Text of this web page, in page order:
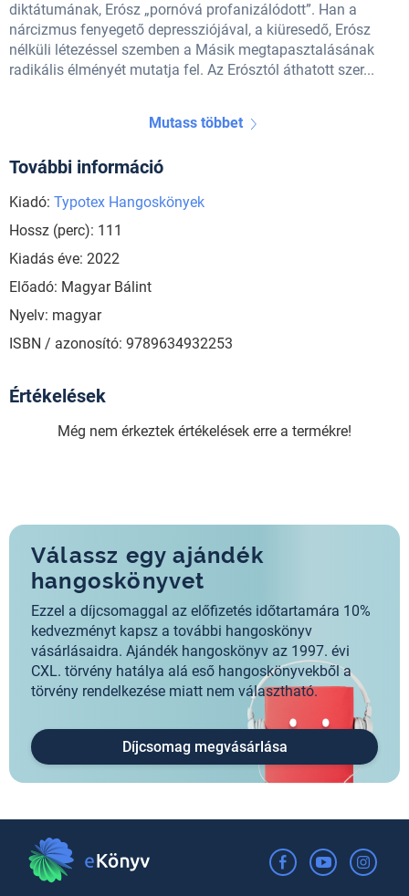
diktátumának, Erósz „pornóvá profanizálódott”. Han a
nárcizmus fenyegető depressziójával, a kiüresedő, Erósz
nélküli létezéssel szemben a Másik megtapasztalásának
radikális élményét mutatja fel. Az Erósztól áthatott szer...
Mutass többet
További információ
Kiadó: Typotex Hangoskönyek
Hossz (perc): 111
Kiadás éve: 2022
Előadó: Magyar Bálint
Nyelv: magyar
ISBN / azonosító: 9789634932253
Értékelések
Még nem érkeztek értékelések erre a termékre!
Válassz egy ajándék
hangoskönyvet
Ezzel a díjcsomaggal az előfizetés időtartamára 10%
kedvezményt kapsz a további hangoskönyv
vásárlásaidra. Ajándék hangoskönyv az 1997. évi
CXL. törvény hatálya alá eső hangoskönyvekből a
törvény rendelkezése miatt nem választható.
Díjcsomag megvásárlása